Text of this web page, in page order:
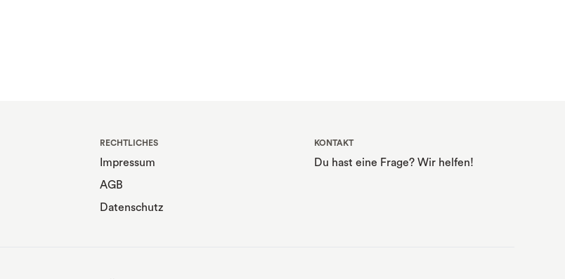
RECHTLICHES
Impressum
AGB
Datenschutz
KONTAKT
Du hast eine Frage? Wir helfen!